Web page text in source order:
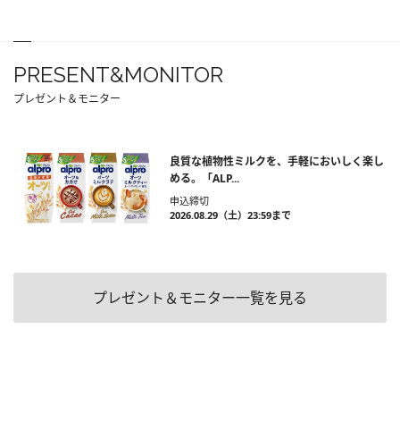
PRESENT&MONITOR
プレゼント＆モニター
良質な植物性ミルクを、手軽においしく楽し
める。「ALP...
申込締切
2026.08.29（土）23:59まで
プレゼント＆モニター一覧を見る